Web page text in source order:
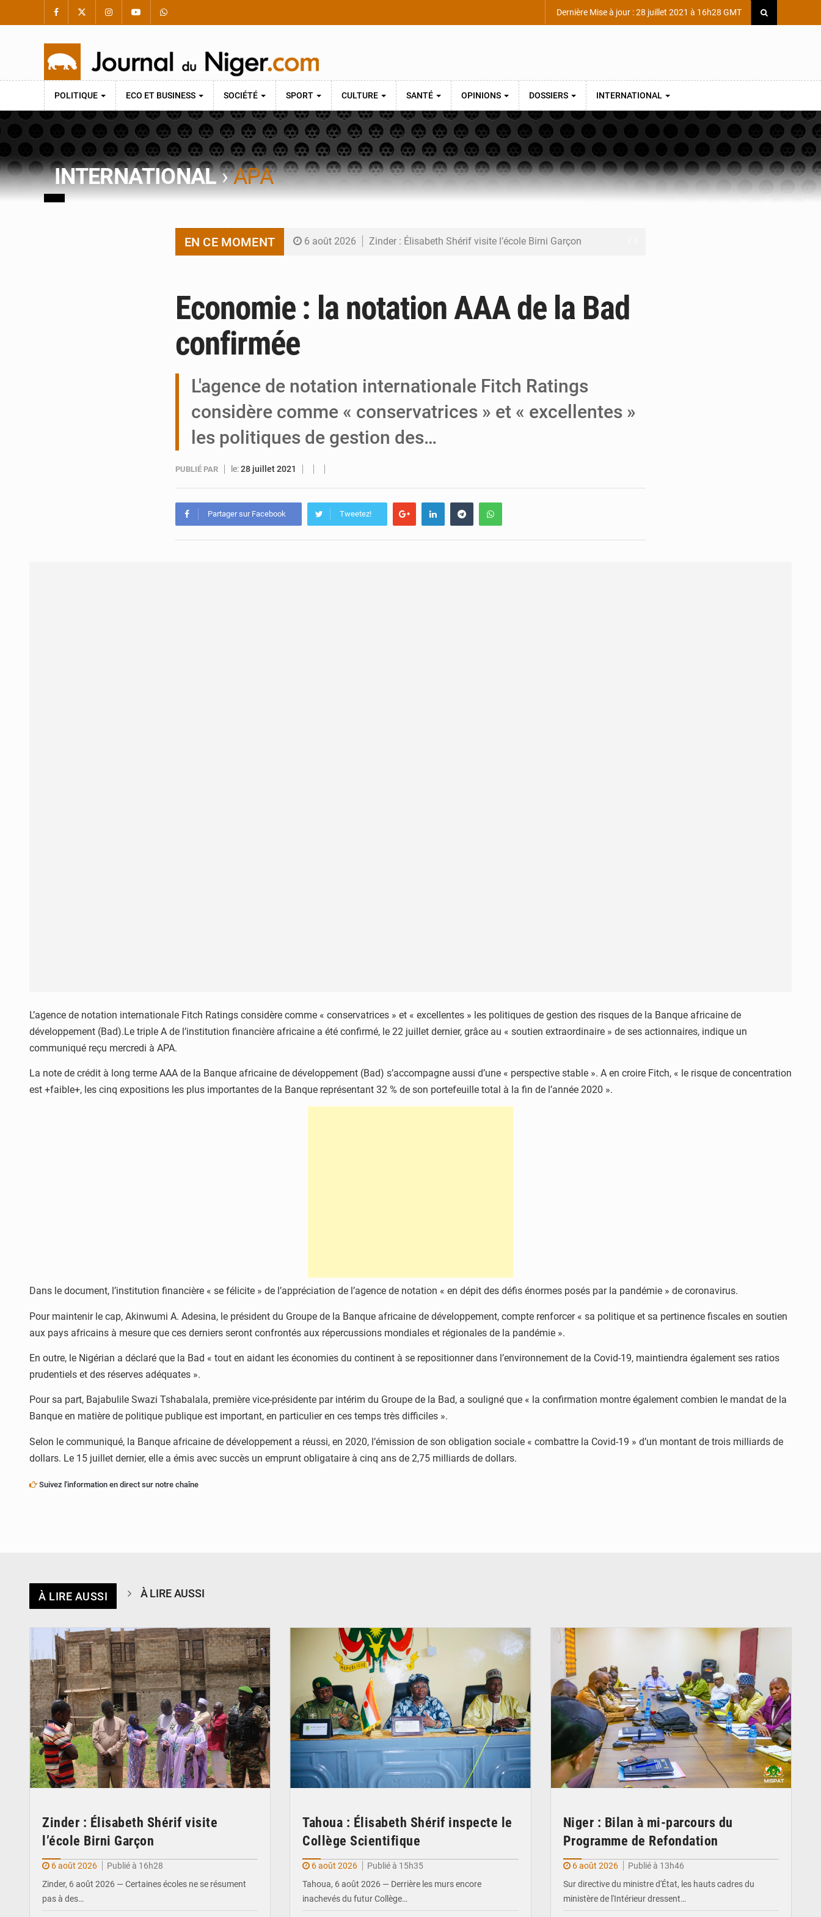
Dernière Mise à jour : 28 juillet 2021 à 16h28 GMT
POLITIQUE ECO ET BUSINESS SOCIÉTÉ SPORT CULTURE SANTÉ OPINIONS DOSSIERS INTERNATIONAL
INTERNATIONAL›APA
EN CE MOMENT 6 août 2026 Zinder : Élisabeth Shérif visite l’école Birni Garçon
6 août 2026 Niger : Bilan à mi-parcours du Programme de Refondation
6 août 2026 Chasse aux gabegies à Niamey : 74 milliards de FCFA recouvrés par la COLDEFF
Economie : la notation AAA de la Bad
confirmée
L'agence de notation internationale Fitch Ratings
considère comme « conservatrices » et « excellentes »
les politiques de gestion des…
PUBLIÉ PAR le:28 juillet 2021
Partager sur Facebook Tweetez!
L’agence de notation internationale Fitch Ratings considère comme « conservatrices » et « excellentes » les politiques de gestion des risques de la Banque africaine de
développement (Bad).Le triple A de l’institution financière africaine a été confirmé, le 22 juillet dernier, grâce au « soutien extraordinaire » de ses actionnaires, indique un
communiqué reçu mercredi à APA.
La note de crédit à long terme AAA de la Banque africaine de développement (Bad) s’accompagne aussi d’une « perspective stable ». A en croire Fitch, « le risque de concentration
est +faible+, les cinq expositions les plus importantes de la Banque représentant 32 % de son portefeuille total à la fin de l’année 2020 ».
Dans le document, l’institution financière « se félicite » de l’appréciation de l’agence de notation « en dépit des défis énormes posés par la pandémie » de coronavirus.
Pour maintenir le cap, Akinwumi A. Adesina, le président du Groupe de la Banque africaine de développement, compte renforcer « sa politique et sa pertinence fiscales en soutien
aux pays africains à mesure que ces derniers seront confrontés aux répercussions mondiales et régionales de la pandémie ».
En outre, le Nigérian a déclaré que la Bad « tout en aidant les économies du continent à se repositionner dans l’environnement de la Covid-19, maintiendra également ses ratios
prudentiels et des réserves adéquates ».
Pour sa part, Bajabulile Swazi Tshabalala, première vice-présidente par intérim du Groupe de la Bad, a souligné que « la confirmation montre également combien le mandat de la
Banque en matière de politique publique est important, en particulier en ces temps très difficiles ».
Selon le communiqué, la Banque africaine de développement a réussi, en 2020, l’émission de son obligation sociale « combattre la Covid-19 » d’un montant de trois milliards de
dollars. Le 15 juillet dernier, elle a émis avec succès un emprunt obligataire à cinq ans de 2,75 milliards de dollars.
Suivez l'information en direct sur notre chaîne
À LIRE AUSSI À LIRE AUSSI
Zinder : Élisabeth Shérif visite
l’école Birni Garçon
6 août 2026
Publié à 16h28
Zinder, 6 août 2026 — Certaines écoles ne se résument
pas à des…
Tahoua : Élisabeth Shérif inspecte le
Collège Scientifique
6 août 2026
Publié à 15h35
Tahoua, 6 août 2026 — Derrière les murs encore
inachevés du futur Collège…
Niger : Bilan à mi-parcours du
Programme de Refondation
6 août 2026
Publié à 13h46
Sur directive du ministre d'État, les hauts cadres du
ministère de l'Intérieur dressent…